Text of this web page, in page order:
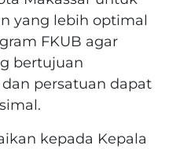
yang lebih optimal
FKUB agar
bertujuan
persatuan dapat
kepada Kepala